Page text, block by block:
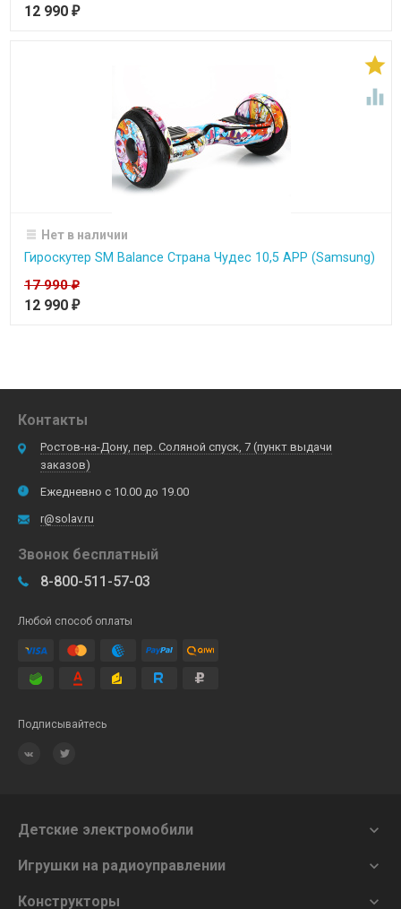
12 990 ₽


Нет в наличии
Гироскутер SM Balance Страна Чудес 10,5 APP (Samsung)
17 990₽
12 990 ₽
Контакты
Ростов-на-Дону, пер. Соляной спуск, 7 (пункт выдачи
заказов)
Ежедневно с 10.00 до 19.00
r@solav.ru
Звонок бесплатный
8-800-511-57-03
Любой способ оплаты
Подписывайтесь
Детские электромобили 
Игрушки на радиоуправлении 
Конструкторы 